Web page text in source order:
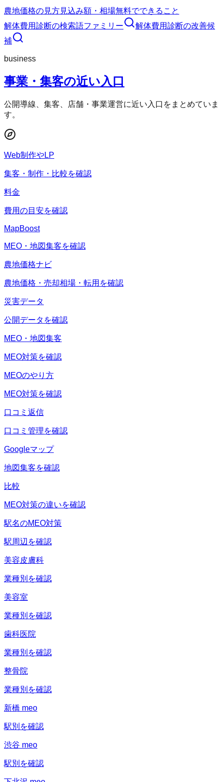
農地価格の見方見込み額・相場無料でできること
解体費用診断の検索語ファミリー 解体費用診断の改善候
補
business
事業・集客の近い入口
公開導線、集客、店舗・事業運営に近い入口をまとめていま
す。
Web制作やLP
集客・制作・比較を確認
料金
費用の目安を確認
MapBoost
MEO・地図集客を確認
農地価格ナビ
農地価格・売却相場・転用を確認
災害データ
公開データを確認
MEO・地図集客
MEO対策を確認
MEOのやり方
MEO対策を確認
口コミ返信
口コミ管理を確認
Googleマップ
地図集客を確認
比較
MEO対策の違いを確認
駅名のMEO対策
駅周辺を確認
美容皮膚科
業種別を確認
美容室
業種別を確認
歯科医院
業種別を確認
整骨院
業種別を確認
新橋 meo
駅別を確認
渋谷 meo
駅別を確認